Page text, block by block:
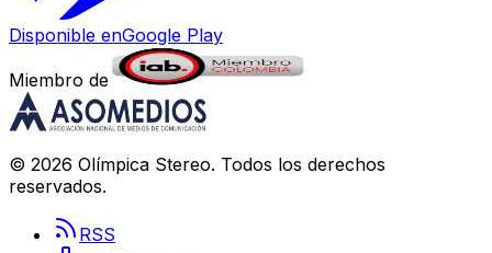
Disponible enGoogle Play
Miembro de
© 2026 Olímpica Stereo. Todos los derechos
reservados.
RSS